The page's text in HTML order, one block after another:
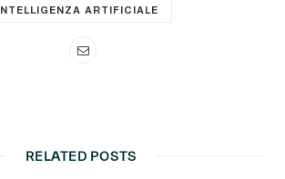
INTELLIGENZA ARTIFICIALE
RELATED POSTS